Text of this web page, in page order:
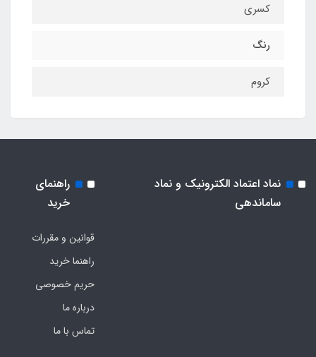
کسری
رنگ
کروم
نماد اعتماد الکترونیک و نماد
ساماندهی
راهنمای
خرید
قوانین و مقررات
راهنما خرید
حریم خصوصی
درباره ما
تماس با ما